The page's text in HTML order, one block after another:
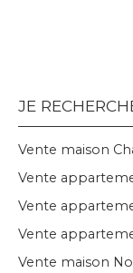
JE
Vente maison
Vente
Vente
Vente
Vente maison